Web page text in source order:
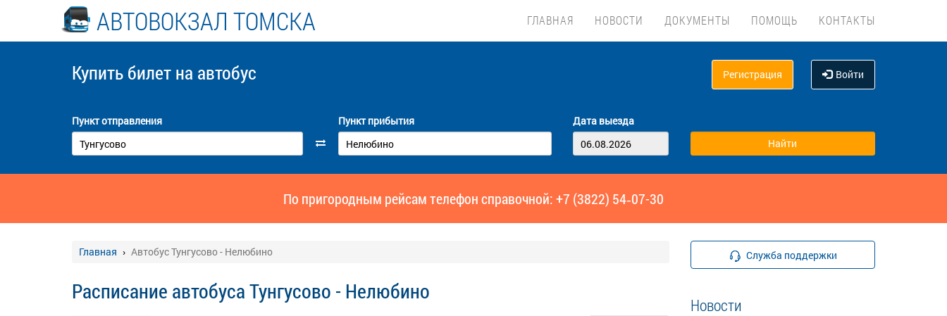
АВТОВОКЗАЛ ТОМСКА ГЛАВНАЯ НОВОСТИ ДОКУМЕНТЫ ПОМОЩЬ КОНТАКТЫ
Купить билет на автобус Регистрация Войти
Пункт отправления Пункт прибытия Дата выезда
По пригородным рейсам телефон справочной: +7 (3822) 54‑07-30
Главная Автобус Тунгусово - Нелюбино
Расписание автобуса Тунгусово - Нелюбино
Служба поддержки
Новости